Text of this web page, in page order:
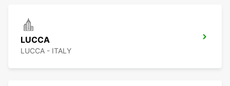
LUCCA
LUCCA - ITALY